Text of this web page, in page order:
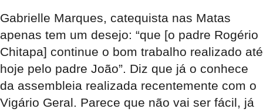
Gabrielle Marques, catequista nas Matas
apenas tem um desejo: “que [o padre Rogério
Chitapa] continue o bom trabalho realizado até
hoje pelo padre João”. Diz que já o conhece
da assembleia realizada recentemente com o
Vigário Geral. Parece que não vai ser fácil, já